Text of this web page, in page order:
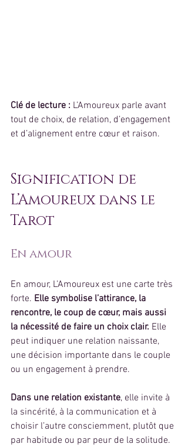
Clé de lecture : L’Amoureux parle avant
tout de choix, de relation, d’engagement
et d’alignement entre cœur et raison.
Signification de
L’Amoureux dans le
Tarot
En amour
En amour, L’Amoureux est une carte très
forte. Elle symbolise l’attirance, la
rencontre, le coup de cœur, mais aussi
la nécessité de faire un choix clair. Elle
peut indiquer une relation naissante,
une décision importante dans le couple
ou un engagement à prendre.
Dans une relation existante, elle invite à
la sincérité, à la communication et à
choisir l’autre consciemment, plutôt que
par habitude ou par peur de la solitude.